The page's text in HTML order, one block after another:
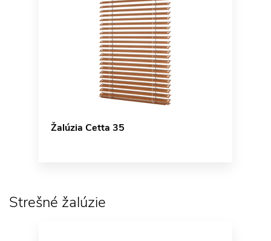
Žalúzia Cetta 35
Strešné žalúzie